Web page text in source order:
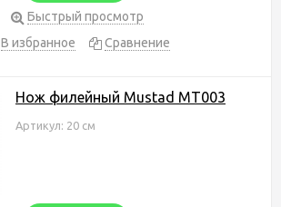
Быстрый просмотр
В избранное
Сравнение
Нож филейный Mustad MT003
Артикул: 20 см